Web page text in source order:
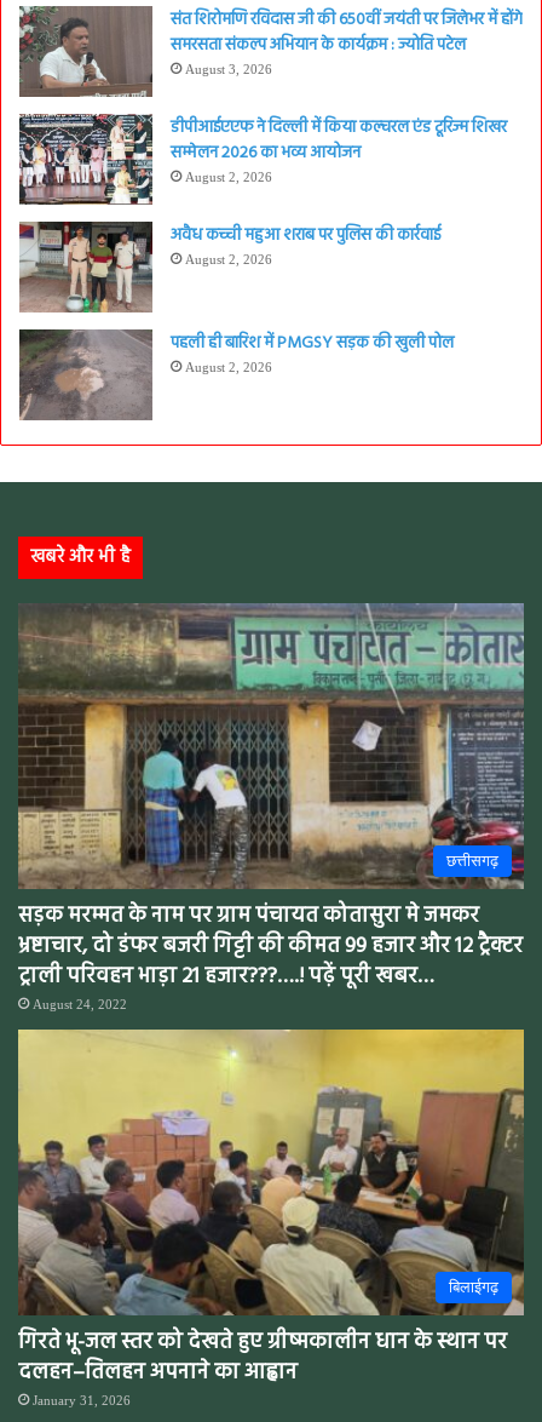
संत शिरोमणि रविदास जी की 650वीं जयंती पर जिलेभर में होंगे
समरसता संकल्प अभियान के कार्यक्रम : ज्योति पटेल
August 3, 2026
डीपीआईएएफ ने दिल्ली में किया कल्चरल एंड टूरिज्म शिखर
सम्मेलन 2026 का भव्य आयोजन
August 2, 2026
अवैध कच्ची महुआ शराब पर पुलिस की कार्रवाई
August 2, 2026
पहली ही बारिश में PMGSY सड़क की खुली पोल
August 2, 2026
खबरे और भी है
छत्तीसगढ़
सड़क मरम्मत के नाम पर ग्राम पंचायत कोतासुरा मे जमकर
भ्रष्टाचार, दो डंफर बजरी गिट्टी की कीमत 99 हजार और 12 ट्रैक्टर
ट्राली परिवहन भाड़ा 21 हजार???….! पढ़ें पूरी खबर…
August 24, 2022
बिलाईगढ़
गिरते भू-जल स्तर को देखते हुए ग्रीष्मकालीन धान के स्थान पर
दलहन–तिलहन अपनाने का आह्वान
January 31, 2026